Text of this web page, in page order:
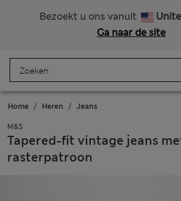
Bezoekt u ons vanuit
Ga naar de site
Home Heren Jeans
M&S
Tapered-fit vintage jeans
rasterpatroon